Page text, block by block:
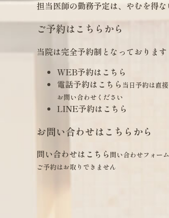
担当医師の勤務予定は、やむを得
ご予約はこちらから
当院は完全予約制となっております
WEB予約はこちら
電話予約はこちら 当日予約は直
お問い合わせください
LINE予約はこちら
お問い合わせはこちらから
問い合わせはこちら 問い合わせフォー
ご予約はお取りできません